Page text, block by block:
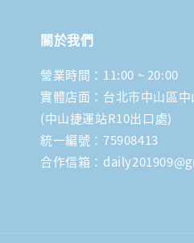
關於我們
營業時間：11:00 ~ 20:00
實體店面：台北市中山區
(中山捷運站R10出口處)
統一編號：75908413
合作信箱：